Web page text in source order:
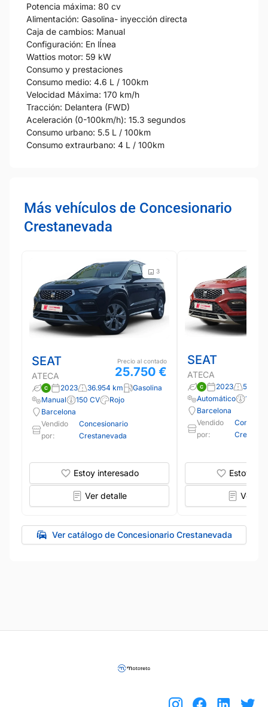
Potencia máxima: 80 cv
Alimentación: Gasolina- inyección directa
Caja de cambios: Manual
Configuración: En lÍnea
Wattios motor: 59 kW
Consumo y prestaciones
Consumo medio: 4.6 L / 100km
Velocidad Máxima: 170 km/h
Tracción: Delantera (FWD)
Aceleración (0-100km/h): 15.3 segundos
Consumo urbano: 5.5 L / 100km
Consumo extraurbano: 4 L / 100km
Más vehículos de Concesionario
Crestanevada
3
SEAT
ATECA
Precio al contado
25.750 €
2023 36.954 km
Gasolina
Manual
150 CV
Rojo
Barcelona
Vendido
por:
Concesionario
Crestanevada
Estoy interesado
Ver detalle
SEAT
ATECA
2023
Automático
150
Barcelona
Vendido
por:
Estoy
Ver
Ver catálogo de Concesionario Crestanevada